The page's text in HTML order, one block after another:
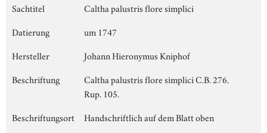
Sachtitel
Caltha palustris flore simplici
Datierung
um 1747
Hersteller
Johann Hieronymus Kniphof
Beschriftung
Caltha palustris flore simplici C.B. 276.
Rup. 105.
Beschriftungsort
Handschriftlich auf dem Blatt oben